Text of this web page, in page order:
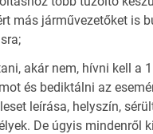
más járművezetőket is
akár nem, hívni kell a
és bediktálni az
leírása, helyszín,
De úgyis mindenről